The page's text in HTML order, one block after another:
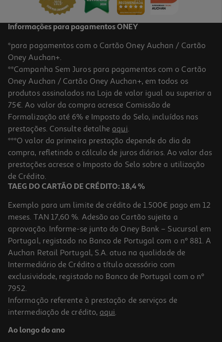
Informações para pagamentos ONEY
*para pagamentos com o Cartão Oney Auchan / Cartão
Oney Auchan+.
**Campanha Sem Juros para pagamentos com o Cartão
Oney Auchan / Cartão Oney Auchan+, em todos os
produtos assinalados na Loja de valor igual ou superior a
75€. Ao valor da compra acresce Comissão de
Formalização até 6% e Imposto do Selo, incluídos nas
prestações. Consulte detalhe aqui.
***O valor da primeira prestação depende do dia da
compra, refletindo o cálculo de juros diários. Ao valor das
prestações acresce o Imposto do Selo sobre a utilização
de Crédito.
TAEG DO CARTÃO DE CRÉDITO: 18,4 %
Exemplo para um limite de crédito de 1.500€ pago em 12
meses. TAN 17,60 %. Adesão ao Cartão sujeita a
aprovação. Informe-se junto do Oney Bank – Sucursal em
Portugal, registado no Banco de Portugal com o nº 881. A
Auchan Retail Portugal, S.A. atua na qualidade de
Intermediário de Crédito a título acessório com
exclusividade, registado no Banco de Portugal com o nº
7952.
Informação referente à prestação de serviços de
intermediação de crédito, aqui.
Ao longo do ano